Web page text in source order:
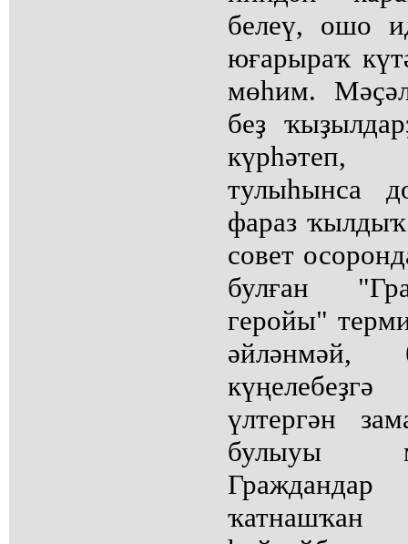
белеү, ошо
юғарыраҡ
мөһим.
беҙ
күрһәтеп,
тулыһынса
фараз
совет
булған
геройы"
әйләнмәй,
үлтергән
булыуы